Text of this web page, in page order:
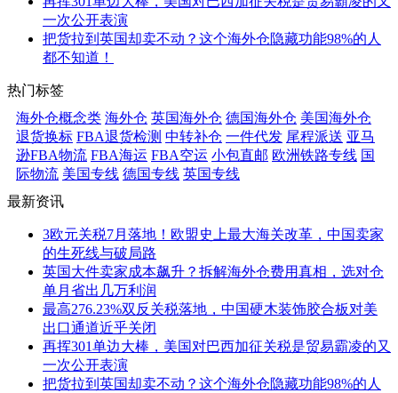
一次公开表演
把货拉到英国却卖不动？这个海外仓隐藏功能98%的人
都不知道！
热门标签
海外仓概念类 海外仓 英国海外仓 德国海外仓 美国海外仓
退货换标 FBA退货检测 中转补仓 一件代发 尾程派送 亚马
逊FBA物流 FBA海运 FBA空运 小包直邮 欧洲铁路专线 国
际物流 美国专线 德国专线 英国专线
最新资讯
3欧元关税7月落地！欧盟史上最大海关改革，中国卖家
的生死线与破局路
英国大件卖家成本飙升？拆解海外仓费用真相，选对仓
单月省出几万利润
最高276.23%双反关税落地，中国硬木装饰胶合板对美
出口通道近乎关闭
再挥301单边大棒，美国对巴西加征关税是贸易霸凌的又
一次公开表演
把货拉到英国却卖不动？这个海外仓隐藏功能98%的人